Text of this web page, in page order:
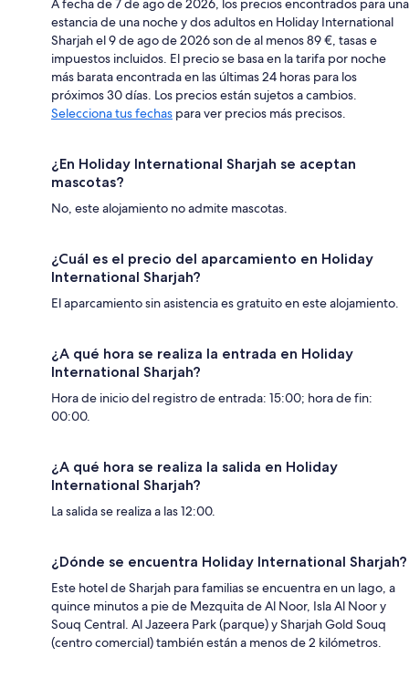
A fecha de 7 de ago de 2026, los precios encontrados para una
estancia de una noche y dos adultos en Holiday International
Sharjah el 9 de ago de 2026 son de al menos 89 €, tasas e
impuestos incluidos. El precio se basa en la tarifa por noche
más barata encontrada en las últimas 24 horas para los
próximos 30 días. Los precios están sujetos a cambios.
Selecciona tus fechas para ver precios más precisos.
¿En Holiday International Sharjah se aceptan
mascotas?
No, este alojamiento no admite mascotas.
¿Cuál es el precio del aparcamiento en Holiday
International Sharjah?
El aparcamiento sin asistencia es gratuito en este alojamiento.
¿A qué hora se realiza la entrada en Holiday
International Sharjah?
Hora de inicio del registro de entrada: 15:00; hora de fin:
00:00.
¿A qué hora se realiza la salida en Holiday
International Sharjah?
La salida se realiza a las 12:00.
¿Dónde se encuentra Holiday International Sharjah?
Este hotel de Sharjah para familias se encuentra en un lago, a
quince minutos a pie de Mezquita de Al Noor, Isla Al Noor y
Souq Central. Al Jazeera Park (parque) y Sharjah Gold Souq
(centro comercial) también están a menos de 2 kilómetros.